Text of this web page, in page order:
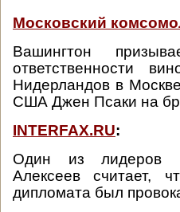
Московский
Вашингтон
ответственности
Нидерландов в
США Джен Псаки на
INTERFAX.RU:
Один из лидеров
Алексеев считает,
дипломата был